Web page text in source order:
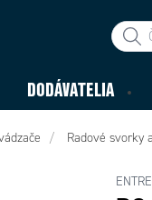
DODÁVATELIA
Radové svorky